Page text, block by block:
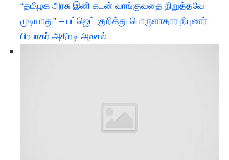
“தமிழக அரசு இனி கடன் வாங்குவதை நிறுத்தவே
முடியாது” – பட்ஜெட் குறித்து பொருளாதார நிபுணர்
பிரபாகர் அதிரடி அலசல்